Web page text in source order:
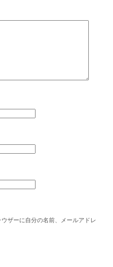
ザーに自分の名前、メールアドレ